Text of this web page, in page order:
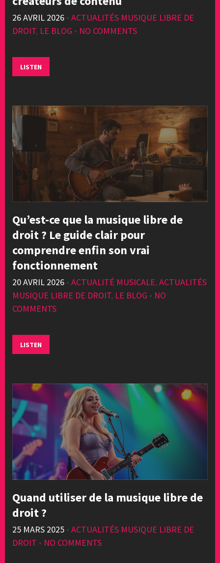
26 AVRIL 2026 • ACTUALITÉS MUSIQUE LIBRE DE
DROIT, LE BLOG • NO COMMENTS
LISTEN
Qu’est-ce que la musique libre de
droit ? Le guide clair pour
comprendre enfin son vrai
fonctionnement
20 AVRIL 2026 • ACTUALITÉ MUSICALE, ACTUALITÉS
MUSIQUE LIBRE DE DROIT, LE BLOG • NO
COMMENTS
LISTEN
Quand utiliser de la musique libre de
droit ?
25 MARS 2025 • ACTUALITÉS MUSIQUE LIBRE DE
DROIT • NO COMMENTS